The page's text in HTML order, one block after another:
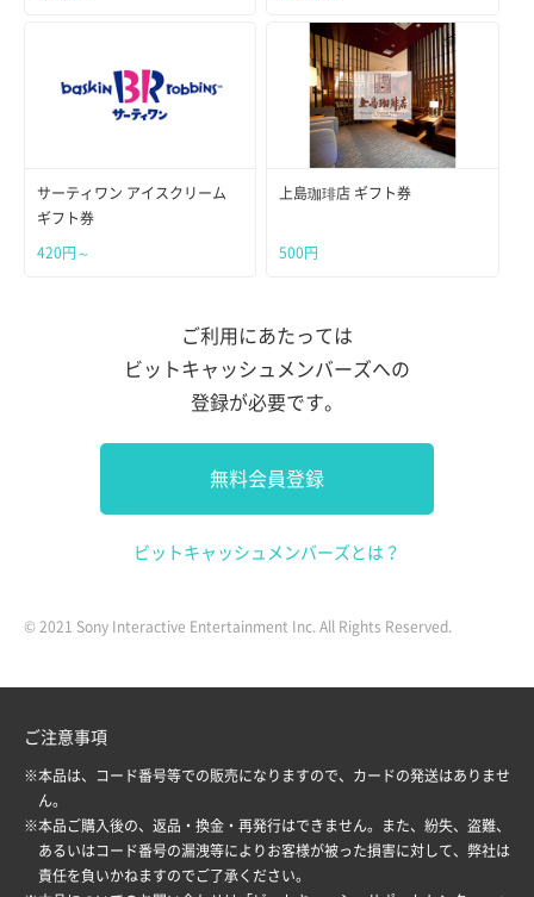
サーティワン アイスクリーム
ギフト券
420円～
上島珈琲店 ギフト券
500円
ご利用にあたっては
ビットキャッシュメンバーズへの
登録が必要です。
無料会員登録
ビットキャッシュメンバーズとは？
© 2021 Sony Interactive Entertainment Inc. All Rights Reserved.
ご注意事項
※本品は、コード番号等での販売になりますので、カードの発送はありませ
ん。
※本品ご購入後の、返品・換金・再発行はできません。また、紛失、盗難、
あるいはコード番号の漏洩等によりお客様が被った損害に対して、弊社は
責任を負いかねますのでご了承ください。